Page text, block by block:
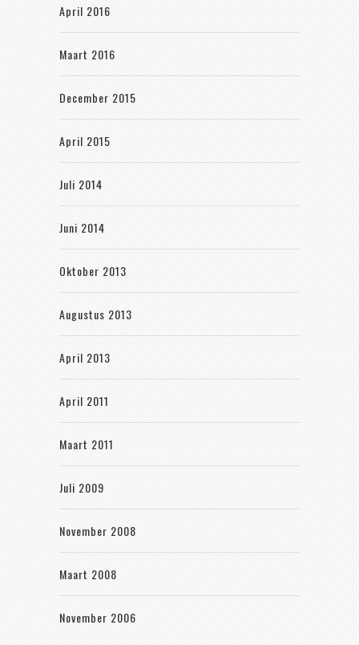
April 2016
Maart 2016
December 2015
April 2015
Juli 2014
Juni 2014
Oktober 2013
Augustus 2013
April 2013
April 2011
Maart 2011
Juli 2009
November 2008
Maart 2008
November 2006